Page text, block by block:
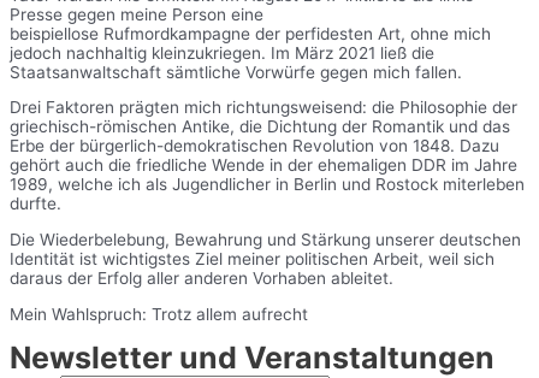
Presse gegen meine Person eine
beispiellose Rufmordkampagne der perfidesten Art, ohne mich
jedoch nachhaltig kleinzukriegen. Im März 2021 ließ die
Staatsanwaltschaft sämtliche Vorwürfe gegen mich fallen.
Drei Faktoren prägten mich richtungsweisend: die Philosophie der
griechisch-römischen Antike, die Dichtung der Romantik und das
Erbe der bürgerlich-demokratischen Revolution von 1848. Dazu
gehört auch die friedliche Wende in der ehemaligen DDR im Jahre
1989, welche ich als Jugendlicher in Berlin und Rostock miterleben
durfte.
Die Wiederbelebung, Bewahrung und Stärkung unserer deutschen
Identität ist wichtigstes Ziel meiner politischen Arbeit, weil sich
daraus der Erfolg aller anderen Vorhaben ableitet.
Mein Wahlspruch: Trotz allem aufrecht
Newsletter und Veranstaltungen